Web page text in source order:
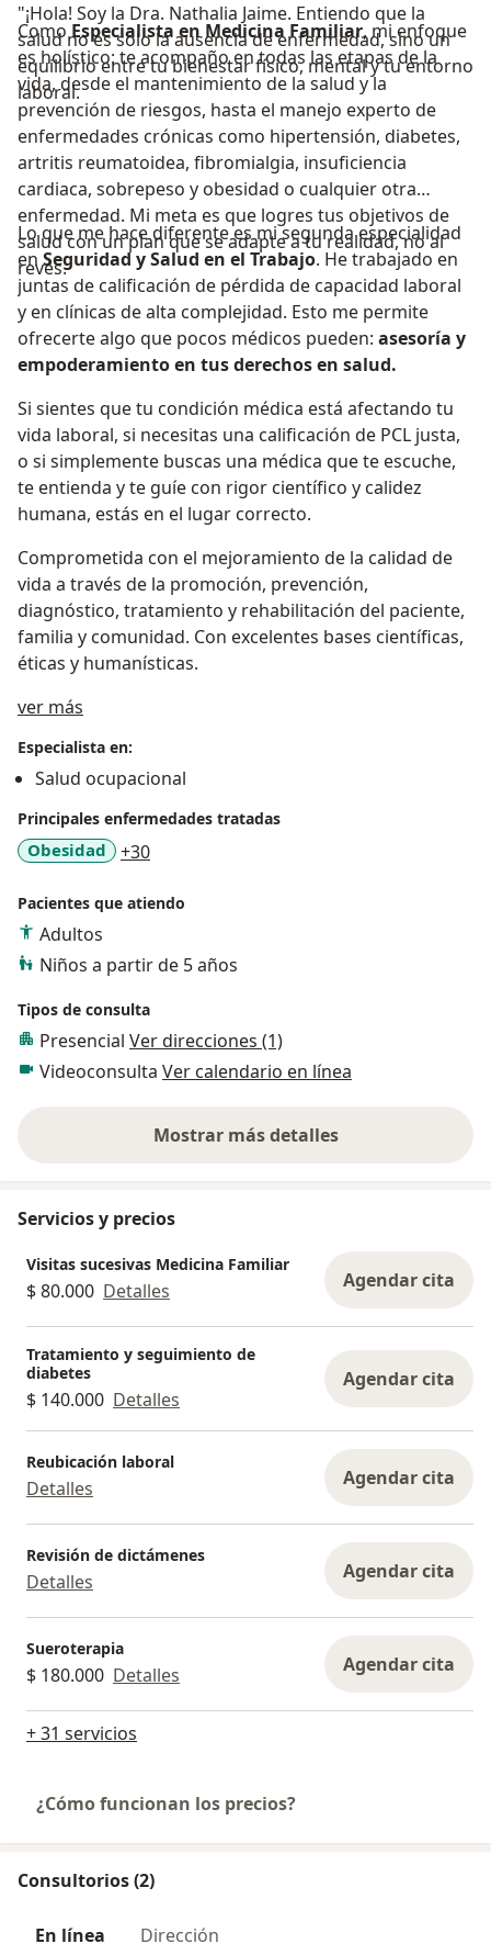
"¡Hola! Soy la Dra. Nathalia Jaime. Entiendo que la
salud no es solo la ausencia de enfermedad, sino un
equilibrio entre tu bienestar físico, mental y tu entorno
laboral.
ComoEspecialista en Medicina Familiar, mi enfoque
es holístico: te acompaño en todas las etapas de la
vida, desde el mantenimiento de la salud y la
prevención de riesgos, hasta el manejo experto de
enfermedades crónicas como hipertensión, diabetes,
artritis reumatoidea, fibromialgia, insuficiencia
cardiaca, sobrepeso y obesidad o cualquier otra
enfermedad. Mi meta es que logres tus objetivos de
salud con un plan que se adapte a tu realidad, no al
revés.
Lo que me hace diferente es mi segunda especialidad
enSeguridad y Salud en el Trabajo. He trabajado en
juntas de calificación de pérdida de capacidad laboral
y en clínicas de alta complejidad. Esto me permite
ofrecerte algo que pocos médicos pueden: asesoría y
empoderamiento en tus derechos en salud.
Si sientes que tu condición médica está afectando tu
vida laboral, si necesitas una calificación de PCL justa,
o si simplemente buscas una médica que te escuche,
te entienda y te guíe con rigor científico y calidez
humana, estás en el lugar correcto.
Comprometida con el mejoramiento de la calidad de
vida a través de la promoción, prevención,
diagnóstico, tratamiento y rehabilitación del paciente,
familia y comunidad. Con excelentes bases científicas,
éticas y humanísticas.
ver más
Especialista en:
Salud ocupacional
Principales enfermedades tratadas
Obesidad +30a11y_sr_more_diseases
Pacientes que atiendo
Adultos
Niños a partir de 5 años
Tipos de consulta
Presencial Ver direcciones (1)
Videoconsulta Ver calendario en línea
Mostrar más detalles
sobre la experiencia
Servicios y precios
Visitas sucesivas Medicina Familiar
$ 80.000 Detalles Agendar cita
Tratamiento y seguimiento de
diabetes
$ 140.000 Detalles
Agendar cita
Reubicación laboral
Detalles Agendar cita
Revisión de dictámenes
Detalles Agendar cita
Sueroterapia
$ 180.000 Detalles Agendar cita
+ 31 servicios
¿Cómo funcionan los precios?
Consultorios (2)
En línea Dirección